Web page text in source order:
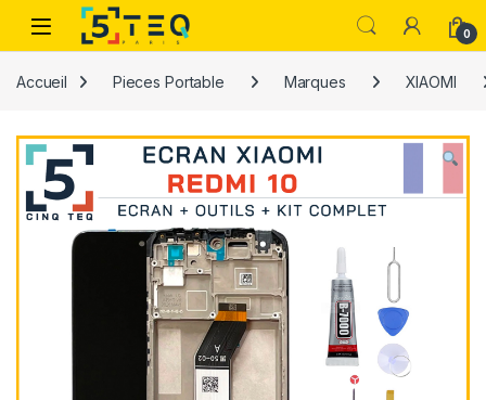
Passer à la navigation
Aller au contenu
0
Accueil Pieces Portable Marques XIAOMI